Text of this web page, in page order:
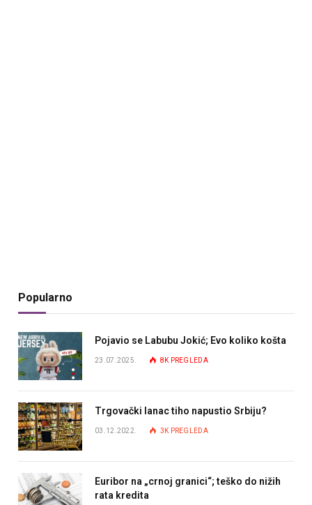
Popularno
Pojavio se Labubu Jokić; Evo koliko košta
23.07.2025. 8K PREGLEDA
Trgovački lanac tiho napustio Srbiju?
03.12.2022. 3K PREGLEDA
Euribor na „crnoj granici“; teško do nižih
rata kredita